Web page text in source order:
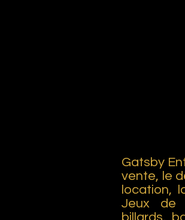
Gatsby
vente, le
location,
Jeux de